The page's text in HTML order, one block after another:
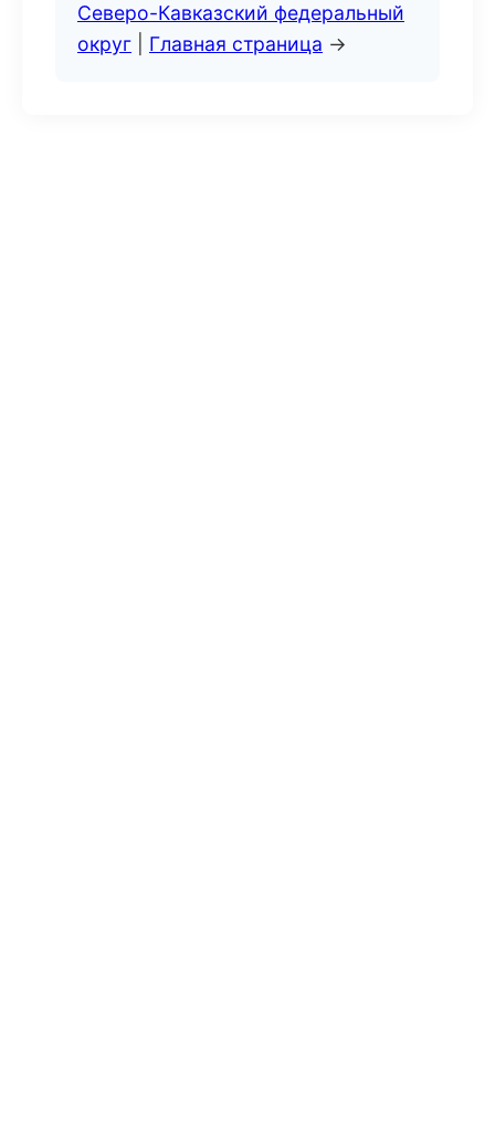
Северо-Кавказский федеральный
округ
Главная страница →